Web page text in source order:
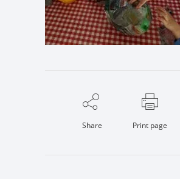
Share Print page